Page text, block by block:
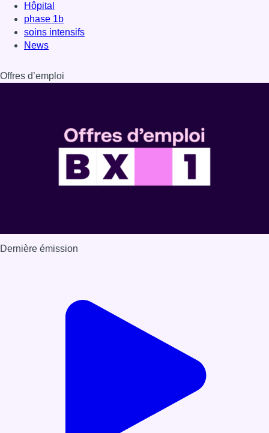
Hôpital
phase 1b
soins intensifs
News
Offres d’emploi
Dernière émission